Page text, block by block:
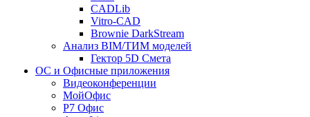
CADLib
Vitro-CAD
Brownie DarkStream
Анализ BIM/ТИМ моделей
Гектор 5D Смета
ОС и Офисные приложения
Видеоконференции
МойОфис
P7 Офис